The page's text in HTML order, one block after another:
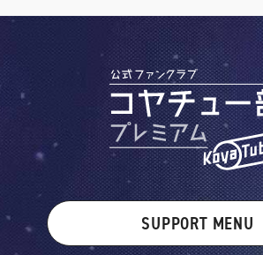
SUPPORT MENU